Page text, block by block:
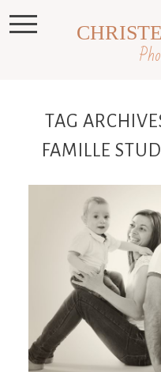
TAG
FAMILLE
Séance famille